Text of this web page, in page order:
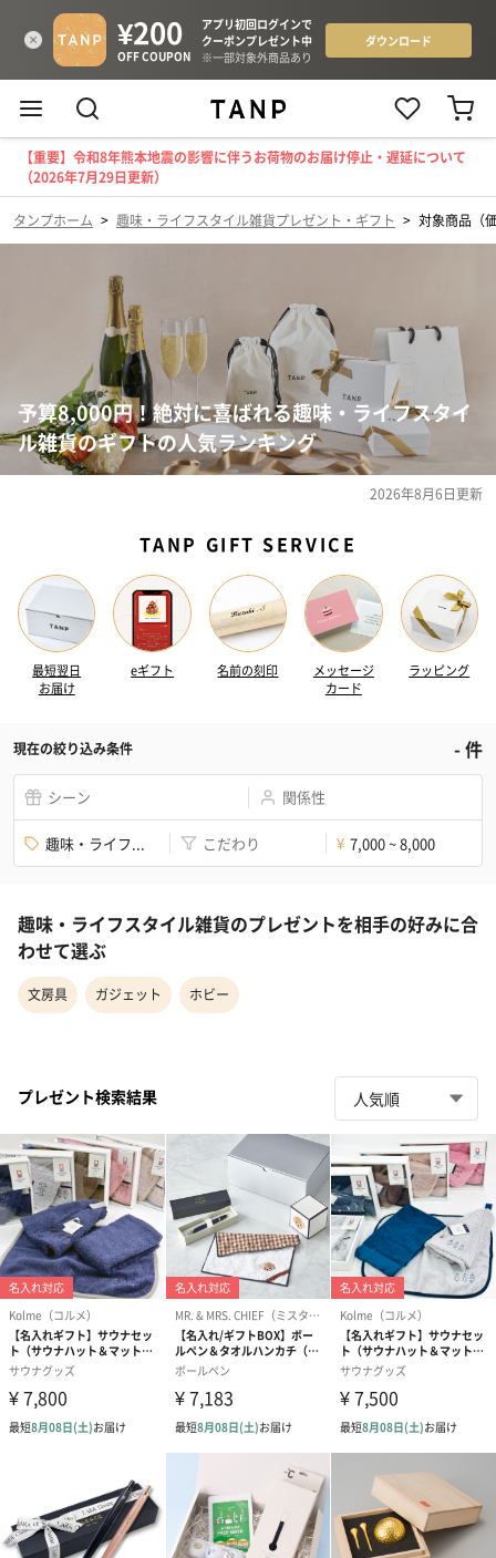
【重要】令和8年熊本地震の影響に伴うお荷物のお届け停止・遅延について
（2026年7月29日更新）
タンプホーム > 趣味・ライフスタイル雑貨プレゼント・ギフト > 対象商品（
予算8,000円！絶対に喜ばれる趣味・ライフスタイ
ル雑貨のギフトの人気ランキング
2026年8月6日更新
TANP GIFT SERVICE
最短翌日
お届け
eギフト 名前の刻印
メッセージ
カード
ラッピング
現在の絞り込み条件 -件
シーン 関係性
趣味・ライフ... こだわり ¥ 7,000 ~ 8,000
趣味・ライフスタイル雑貨のプレゼントを相手の好みに合
わせて選ぶ
文房具 ガジェット ホビー
プレゼント検索結果